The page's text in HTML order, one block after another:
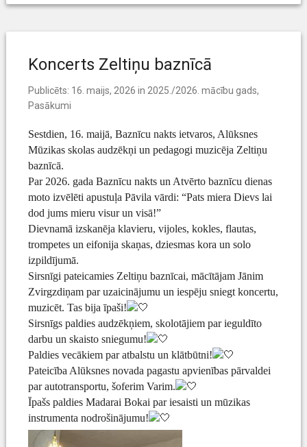
Koncerts Zeltiņu baznīcā
Publicēts: 16. maijs, 2026 in 2025./2026. mācību gads,
Pasākumi
Sestdien, 16. maijā, Baznīcu nakts ietvaros, Alūksnes
Mūzikas skolas audzēkņi un pedagogi muzicēja Zeltiņu
baznīcā.
Par 2026. gada Baznīcu nakts un Atvērto baznīcu dienas
moto izvēlēti apustuļa Pāvila vārdi: “Pats miera Dievs lai
dod jums mieru visur un visā!”
Dievnamā izskanēja klavieru, vijoles, kokles, flautas,
trompetes un eifonija skaņas, dziesmas kora un solo
izpildījumā.
Sirsnīgi pateicamies Zeltiņu baznīcai, mācītājam Jānim
Zvirgzdiņam par uzaicinājumu un iespēju sniegt koncertu,
muzicēt. Tas bija īpaši!
Sirsnīgs paldies audzēkņiem, skolotājiem par ieguldīto
darbu un skaisto sniegumu!
Paldies vecākiem par atbalstu un klātbūtni!
Pateicība Alūksnes novada pagastu apvienības pārvaldei
par autotransportu, šoferim Varim.
Īpašs paldies Madarai Bokai par iesaisti un mūzikas
instrumenta nodrošinājumu!